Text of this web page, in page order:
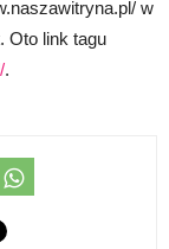
w
Oto link tagu
.